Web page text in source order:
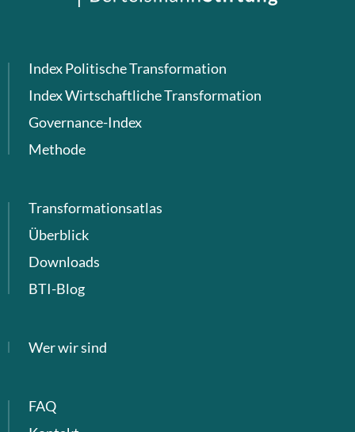
Index Politische Transformation
Index Wirtschaftliche Transformation
Governance-Index
Methode
Transformationsatlas
Überblick
Downloads
BTI-Blog
Wer wir sind
FAQ